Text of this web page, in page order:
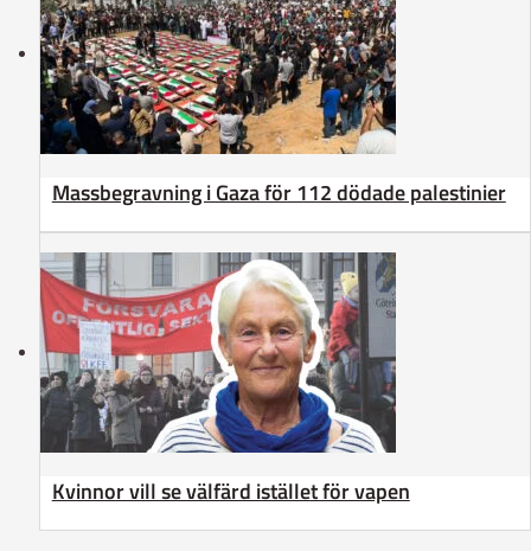
Massbegravning i Gaza för 112 dödade palestinier
Kvinnor vill se välfärd istället för vapen